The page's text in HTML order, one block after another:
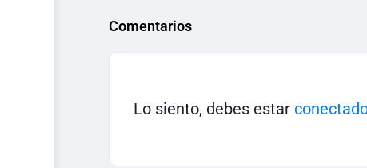
Comentarios
Lo siento, debes estar